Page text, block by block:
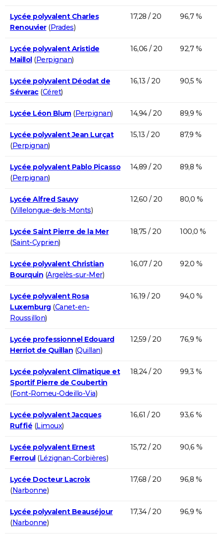
Lycée polyvalent Charles
Renouvier(Prades)
17,28 / 20 96,7 %
Lycée polyvalent Aristide
Maillol(Perpignan)
16,06 / 20 92,7 %
Lycée polyvalent Déodat de
Séverac(Céret)
16,13 / 20 90,5 %
Lycée Léon Blum(Perpignan) 14,94 / 20 89,9 %
Lycée polyvalent Jean Lurçat
(Perpignan)
15,13 / 20 87,9 %
Lycée polyvalent Pablo Picasso
(Perpignan)
14,89 / 20 89,8 %
Lycée Alfred Sauvy
(Villelongue-dels-Monts)
12,60 / 20 80,0 %
Lycée Saint Pierre de la Mer
(Saint-Cyprien)
18,75 / 20 100,0 %
Lycée polyvalent Christian
Bourquin (Argelès-sur-Mer)
16,07 / 20 92,0 %
Lycée polyvalent Rosa
Luxemburg(Canet-en-
Roussillon)
16,19 / 20 94,0 %
Lycée professionnel Edouard
Herriot de Quillan (Quillan)
12,59 / 20 76,9 %
Lycée polyvalent Climatique et
Sportif Pierre de Coubertin
(Font-Romeu-Odeillo-Via)
18,24 / 20 99,3 %
Lycée polyvalent Jacques
Ruffié (Limoux)
16,61 / 20 93,6 %
Lycée polyvalent Ernest
Ferroul(Lézignan-Corbières)
15,72 / 20 90,6 %
Lycée Docteur Lacroix
(Narbonne)
17,68 / 20 96,8 %
Lycée polyvalent Beauséjour
(Narbonne)
17,34 / 20 96,9 %